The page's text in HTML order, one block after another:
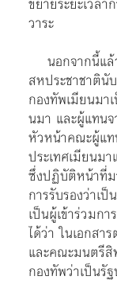
วาระ
นอกจากนี้แล้
สหประชาชาตินั
กองทัพเมียนมา
นมา และผู้แทนจ
หัวหน้าคณะผู้แท
ประเทศเมียนม
ซึ่งปฏิบัติหน้าที่ม
การรับรองว่าเ
เป็นผู้เข้าร่วมก
ได้ว่า ในเอกส
และคณะมนตรีสิ
กองทัพว่าเป็นรั